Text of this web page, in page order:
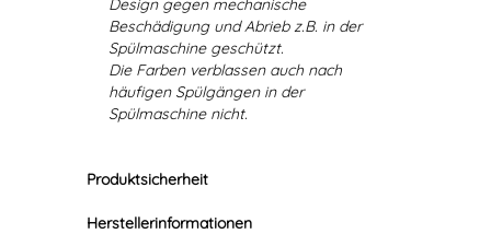
Design gegen mechanische
Beschädigung und Abrieb z.B. in der
Spülmaschine geschützt.
Die Farben verblassen auch nach
häufigen Spülgängen in der
Spülmaschine nicht.
Produktsicherheit
Herstellerinformationen